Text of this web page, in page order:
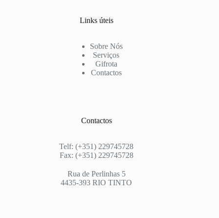
Links úteis
Sobre Nós
Serviços
Gifrota
Contactos
Contactos
Telf: (+351) 229745728
Fax: (+351) 229745728
Rua de Perlinhas 5
4435-393 RIO TINTO